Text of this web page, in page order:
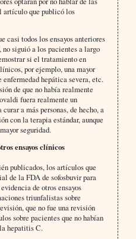
artículo que publicó los
casi todos los ensayos anteriores
siguió a los pacientes a largo
si el tratamiento en
por ejemplo, una mayor
hepática severa, etc.
de que no había realmente
fuera realmente un
a más personas, de hecho, a
con la terapia estándar, aunque
seguridad.
ensayos clínicos
publicados, los artículos que
de la FDA de sofosbuvir para
de otros ensayos
triunfalistas sobre
que no fue una revisión
sobre pacientes que no habían
hepatitis C.